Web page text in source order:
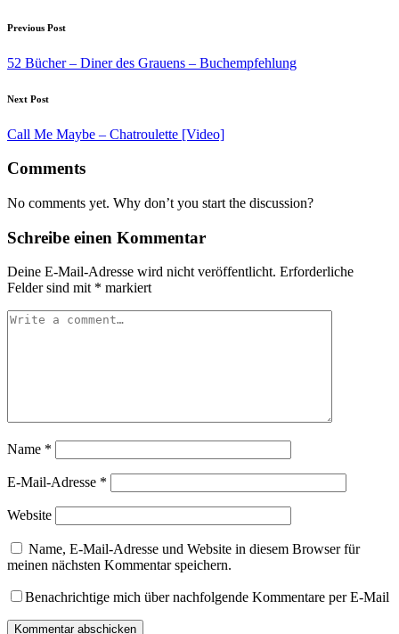
Previous Post
52 Bücher – Diner des Grauens – Buchempfehlung
Next Post
Call Me Maybe – Chatroulette [Video]
Comments
No comments yet. Why don’t you start the discussion?
Schreibe einen Kommentar
Deine E-Mail-Adresse wird nicht veröffentlicht. Erforderliche
Felder sind mit * markiert
Name *
E-Mail-Adresse *
Website
Name, E-Mail-Adresse und Website in diesem Browser für
meinen nächsten Kommentar speichern.
Benachrichtige mich über nachfolgende Kommentare per E-Mail